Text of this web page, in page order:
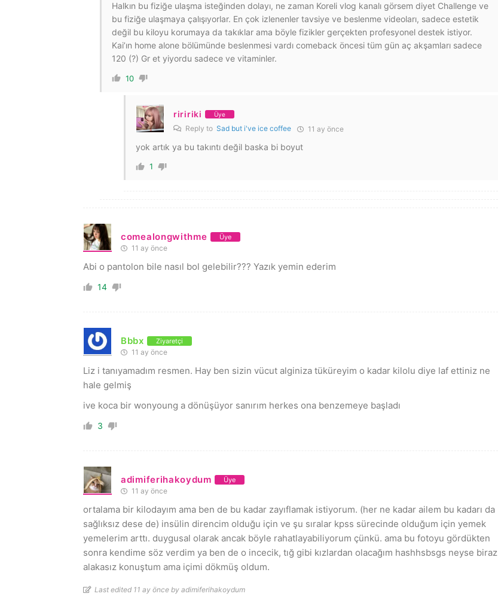
Halkın bu fiziğe ulaşma isteğinden dolayı, ne zaman Koreli vlog kanalı görsem diyet Challenge ve
bu fiziğe ulaşmaya çalışıyorlar. En çok izlenenler tavsiye ve beslenme videoları, sadece estetik
değil bu kiloyu korumaya da takıklar ama böyle fizikler gerçekten profesyonel destek istiyor.
Kai’ın home alone bölümünde beslenmesi vardı comeback öncesi tüm gün aç akşamları sadece
120 (?) Gr et yiyordu sadece ve vitaminler.
10
riririki Üye
Reply to Sad but i've ice coffee 11 ay önce
yok artık ya bu takıntı değil baska bi boyut
1
comealongwithme Üye
11 ay önce
Abi o pantolon bile nasıl bol gelebilir??? Yazık yemin ederim
14
Bbbx Ziyaretçi
11 ay önce
Liz i tanıyamadım resmen. Hay ben sizin vücut alginiza tüküreyim o kadar kilolu diye laf ettiniz ne
hale gelmiş
ive koca bir wonyoung a dönüşüyor sanırım herkes ona benzemeye başladı
3
adimiferihakoydum Üye
11 ay önce
ortalama bir kilodayım ama ben de bu kadar zayıflamak istiyorum. (her ne kadar ailem bu kadarı da
sağlıksız dese de) insülin direncim olduğu için ve şu sıralar kpss sürecinde olduğum için yemek
yemelerim arttı. duygusal olarak ancak böyle rahatlayabiliyorum çünkü. ama bu fotoyu gördükten
sonra kendime söz verdim ya ben de o incecik, tığ gibi kızlardan olacağım hashhsbsgs neyse biraz
alakasız konuştum ama içimi dökmüş oldum.
Last edited 11 ay önce by adimiferihakoydum